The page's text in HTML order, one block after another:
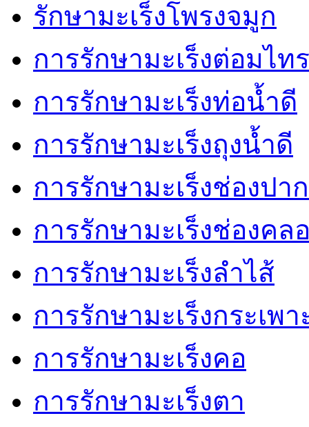
รักษามะเร็งโพรงจมูก
การรักษามะเร็งต่อมไท
การรักษามะเร็งท่อน้ำดี
การรักษามะเร็งถุงน้ำดี
การรักษามะเร็งช่องปาก
การรักษามะเร็งช่องคล
การรักษามะเร็งลำไส้
การรักษามะเร็งกระเพ
การรักษามะเร็งคอ
การรักษามะเร็งตา